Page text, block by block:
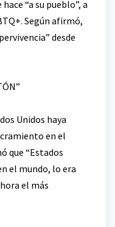
“a su pueblo”, a
Según afirmó,
desde
Unidos haya
en el
que “Estados
el mundo, lo era
el más